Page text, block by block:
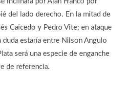
del lado derecho. En la mitad de
Caicedo y Pedro Vite; en ataque
duda estaría entre Nilson Angulo
será una especie de enganche
de referencia.